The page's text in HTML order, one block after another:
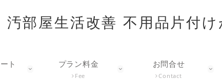
汚部屋生活改善 不用品片付
ト プラン料金
Fee
お問合せ
Contact